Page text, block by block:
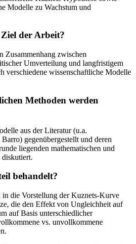
Modelle zu Wachstum und
der Arbeit?
Zusammenhang zwischen
Umverteilung und langfristigem
verschiedene wissenschaftliche Modelle
Methoden werden
aus der Literatur (u.a.
gegenübergestellt und deren
liegenden mathematischen und
diskutiert.
behandelt?
die Vorstellung der Kuznets-Kurve
die den Effekt von Ungleichheit auf
auf Basis unterschiedlicher
vs. unvollkommene